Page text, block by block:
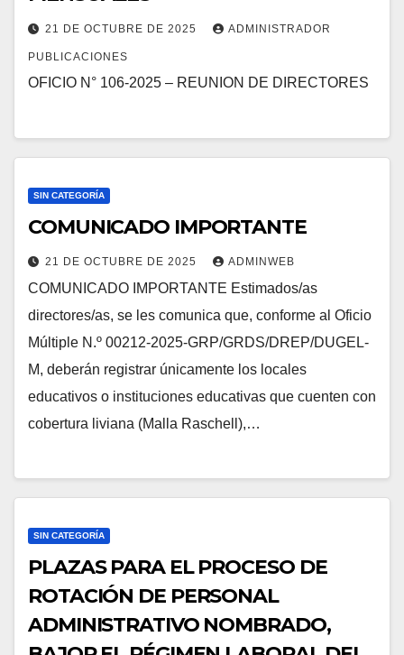
21 DE OCTUBRE DE 2025 ADMINISTRADOR
PUBLICACIONES
OFICIO N° 106-2025 – REUNION DE DIRECTORES
SIN CATEGORÍA
COMUNICADO IMPORTANTE
21 DE OCTUBRE DE 2025 ADMINWEB
COMUNICADO IMPORTANTE Estimados/as
directores/as, se les comunica que, conforme al Oficio
Múltiple N.º 00212-2025-GRP/GRDS/DREP/DUGEL-
M, deberán registrar únicamente los locales
educativos o instituciones educativas que cuenten con
cobertura liviana (Malla Raschell),…
SIN CATEGORÍA
PLAZAS PARA EL PROCESO DE
ROTACIÓN DE PERSONAL
ADMINISTRATIVO NOMBRADO,